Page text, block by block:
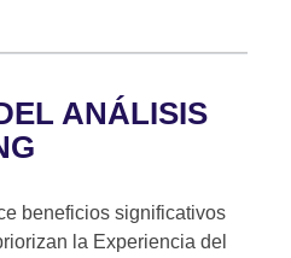
ANÁLISIS
beneficios significativos
la Experiencia del